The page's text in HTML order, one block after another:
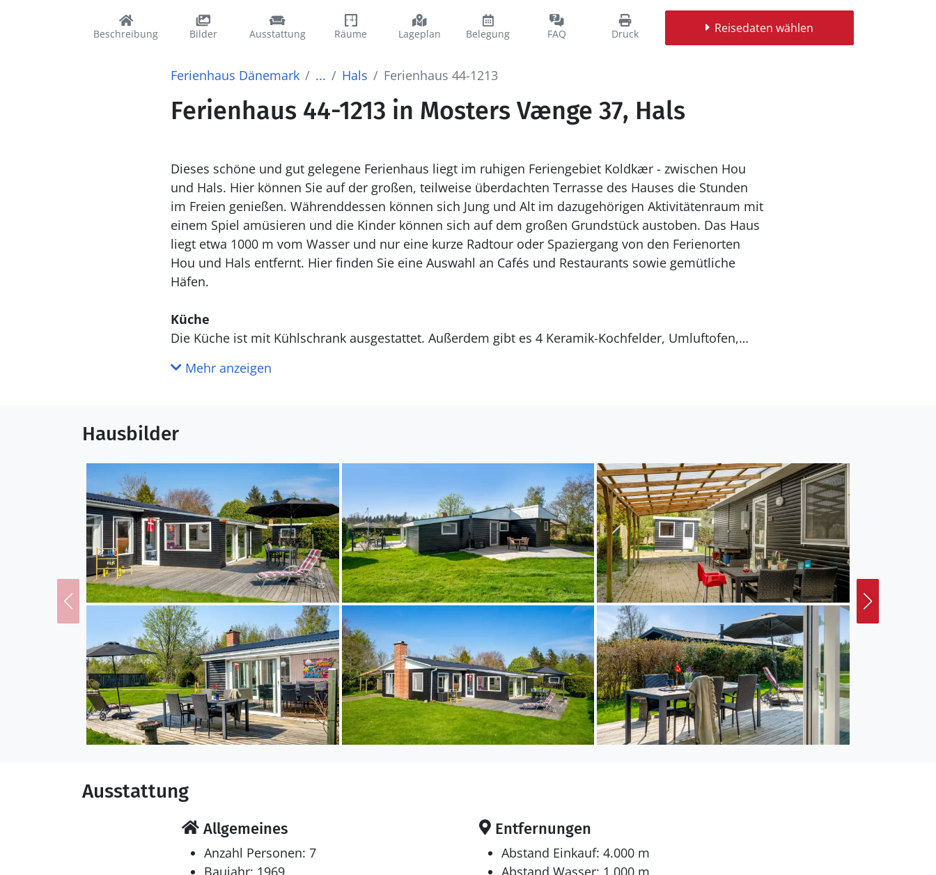
Beschreibung Bilder Ausstattung Räume Lageplan Belegung FAQ Druck Reisedaten wählen
Ferienhaus Dänemark ... Hals Ferienhaus 44-1213
Ferienhaus 44-1213 in Mosters Vænge 37, Hals
Dieses schöne und gut gelegene Ferienhaus liegt im ruhigen Feriengebiet Koldkær - zwischen Hou
und Hals. Hier können Sie auf der großen, teilweise überdachten Terrasse des Hauses die Stunden
im Freien genießen. Währenddessen können sich Jung und Alt im dazugehörigen Aktivitätenraum mit
einem Spiel amüsieren und die Kinder können sich auf dem großen Grundstück austoben. Das Haus
liegt etwa 1000 m vom Wasser und nur eine kurze Radtour oder Spaziergang von den Ferienorten
Hou und Hals entfernt. Hier finden Sie eine Auswahl an Cafés und Restaurants sowie gemütliche
Häfen.
Küche
Die Küche ist mit Kühlschrank ausgestattet. Außerdem gibt es 4 Keramik-Kochfelder, Umluftofen,
Die Ferienunterkunft liegt auf einem 1264 m² großen Gartengrundstück. Die Entfernung zum Meer
beträgt 1000 m. Die nächste Einkaufsmöglichkeit liegt 4000 m entfernt. Es steht ein offenes
Terrassenareal zur Verfügung. Außerdem gibt es überdachte Terrasse. Zutritt zu einem
Wintergarten.Lagerfeuerstelle. Es steht ein Grill zur Verfügung. Es steht eine Außenspüle mit
Schneidebrett zur Verfügung. Parkplatz auf dem Grundstück.
Einrichtung
Das Ferienhaus eignet sich für 7 Personen. Die Ferienunterkunft hat eine Wohnfläche von 118 m² und
wurde 1969 gebaut. 1993 wurde die Ferienunterkunft renoviert. Haustiere dürfen nicht mitgebracht
werden. Die Ferienunterkunft ist mit einer energiefreundlichen Luft-Luft-Wärmepumpe ausgestattet.
Die Ferienunterkunft ist mit Waschmaschine ausgestattet. Wäschetrockner. Tiefkühlmöglichkeit mit
60 Liter Nutzinhalt. Es gibt außerdem einen Kaminofen. Für die jüngsten Feriengäste ist 1
Kinderhochstuhl vorhanden.
Schlafverhältnisse
Verfügung.
Multimedien
In der Ferienunterkunft gibt es 3 Fernseher. 2 Chromecasts. DVD-Player. Mindestens 4 dänische
Fernsehsender. 1-3 schwedische Fernsehsender. 1-3 norwegische Fernsehsender. Mindestens 4
Mehr anzeigen
Hausbilder
Ausstattung
Allgemeines
Anzahl Personen: 7
Baujahr: 1969
Entfernungen
Abstand Einkauf: 4.000 m
Abstand Wasser: 1.000 m